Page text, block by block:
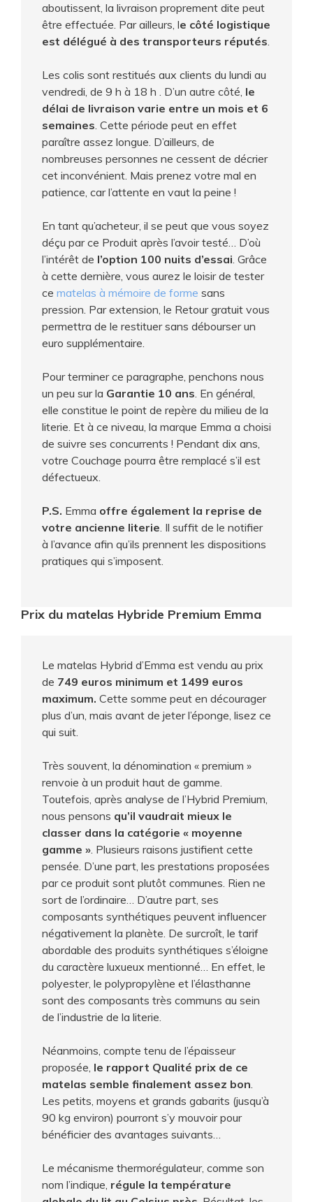
aboutissent, la livraison proprement dite peut
être effectuée. Par ailleurs, le côté logistique
est délégué à des transporteurs réputés.
Les colis sont restitués aux clients du lundi au
vendredi, de 9 h à 18 h . D’un autre côté, le
délai de livraison varie entre un mois et 6
semaines. Cette période peut en effet
paraître assez longue. D’ailleurs, de
nombreuses personnes ne cessent de décrier
cet inconvénient. Mais prenez votre mal en
patience, car l’attente en vaut la peine !
En tant qu’acheteur, il se peut que vous soyez
déçu par ce Produit après l’avoir testé… D’où
l’intérêt de l’option 100 nuits d’essai. Grâce
à cette dernière, vous aurez le loisir de tester
ce matelas à mémoire de forme sans
pression. Par extension, le Retour gratuit vous
permettra de le restituer sans débourser un
euro supplémentaire.
Pour terminer ce paragraphe, penchons nous
un peu sur la Garantie 10 ans. En général,
elle constitue le point de repère du milieu de la
literie. Et à ce niveau, la marque Emma a choisi
de suivre ses concurrents ! Pendant dix ans,
votre Couchage pourra être remplacé s’il est
défectueux.
P.S. Emma offre également la reprise de
votre ancienne literie. Il suffit de le notifier
à l’avance afin qu’ils prennent les dispositions
pratiques qui s’imposent.
Prix du matelas Hybride Premium Emma
Le matelas Hybrid d’Emma est vendu au prix
de 749 euros minimum et 1499 euros
maximum. Cette somme peut en décourager
plus d’un, mais avant de jeter l’éponge, lisez ce
qui suit.
Très souvent, la dénomination « premium »
renvoie à un produit haut de gamme.
Toutefois, après analyse de l’Hybrid Premium,
nous pensons qu’il vaudrait mieux le
classer dans la catégorie « moyenne
gamme ». Plusieurs raisons justifient cette
pensée. D’une part, les prestations proposées
par ce produit sont plutôt communes. Rien ne
sort de l’ordinaire… D’autre part, ses
composants synthétiques peuvent influencer
négativement la planète. De surcroît, le tarif
abordable des produits synthétiques s’éloigne
du caractère luxueux mentionné… En effet, le
polyester, le polypropylène et l’élasthanne
sont des composants très communs au sein
de l’industrie de la literie.
Néanmoins, compte tenu de l’épaisseur
proposée, le rapport Qualité prix de ce
matelas semble finalement assez bon.
Les petits, moyens et grands gabarits (jusqu’à
90 kg environ) pourront s’y mouvoir pour
bénéficier des avantages suivants…
Le mécanisme thermorégulateur, comme son
nom l’indique, régule la température